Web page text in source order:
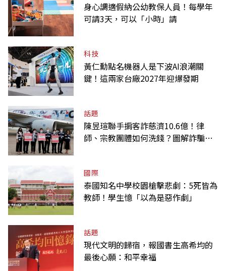
身心調適假納公幼教保人員！每學年
可請3天，可以「小時」請
科技
黃仁勳點名機器人是下波AI浪潮關
鍵！這兩家台廠2027年迎爆發期
話題
陳昱瑄聯手掮客詐慈濟10.6億！律
師、宗教團體如何洗錢？圖解詐騙關
國際
泰國知名中學校園槍擊悲劇：5死皆為
教師！學生憶「以為是惡作劇」
話題
現代文明的歸宿，報國書生高希均的
最後心願：和平幸福